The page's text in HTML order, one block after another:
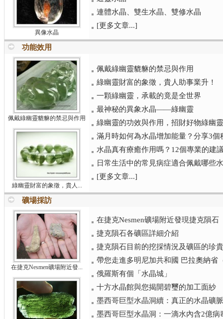
異像水晶
連體水晶、雙生水晶、雙修水晶
[更多文章...]
功能效用
佩戴綠幽靈貔貅的禁忌與作用
綠幽靈財富的象徵，貴人...
佩戴綠幽靈貔貅的禁忌與作用
綠幽靈財富的象徵，貴人助事業升！
一顆綠幽靈，承載的竟是全世界
最神秘的異象水晶——綠幽靈
綠幽靈的功效與作用，招財好物綠幽
滿月時如何為水晶增加能量？分享3個
水晶真有療癒作用嗎？12個專業的建
日常生活中的常見病症適合佩戴哪些
[更多文章...]
礦場採訪
在捷克Nesmen礦場附近發...
在捷克Nesmen礦場附近發現捷克隕石
捷克隕石各礦區詳細介紹
捷克隕石目前的挖採情況及礦區的珍
帶您走進多明尼加共和國 巴拉奧納省
俄羅斯有個「水晶城」
十方水晶館與您揭開碧璽的加工面紗
墨西哥巨型水晶洞續：真正的水晶礦
墨西哥巨型水晶洞：一滴水內含2億病